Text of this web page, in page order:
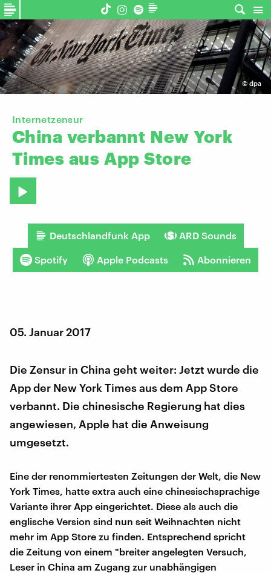
©dpa
Internetzensur
China verbannt New York
Times aus App Store
Deutschlandfunk App ARD Sounds
Spotify Apple Podcasts Abonnieren
05. Januar 2017
Die Zensur in China geht weiter: Jetzt wurde die
App der New York Times aus dem App Store
verbannt. Die chinesische Regierung hat dies
angewiesen, Apple hat die Anweisung
umgesetzt.
Eine der renommiertesten Zeitungen der Welt, die New
York Times, hatte extra auch eine chinesischsprachige
Variante ihrer App eingerichtet. Diese als auch die
englische Version sind nun seit Weihnachten nicht
mehr im App Store zu finden. Entsprechend spricht
die Zeitung von einem "breiter angelegten Versuch,
Leser in China am Zugang zur unabhängigen